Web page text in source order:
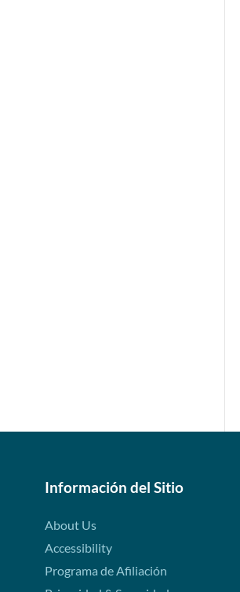
Información del Sitio
About Us
Accessibility
Programa de Afiliación